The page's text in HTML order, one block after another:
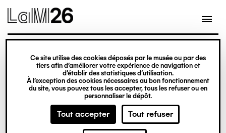
Gestion des cookies
Ce site utilise des cookies déposés par le musée ou par des
tiers afin d’améliorer votre expérience de navigation et
d’établir des statistiques d’utilisation.
À l’exception des cookies nécessaires au bon fonctionnement
du site, vous pouvez tous les accepter, tous les refuser ou en
personnaliser le dépôt.
Tout accepter Tout refuser
contenu